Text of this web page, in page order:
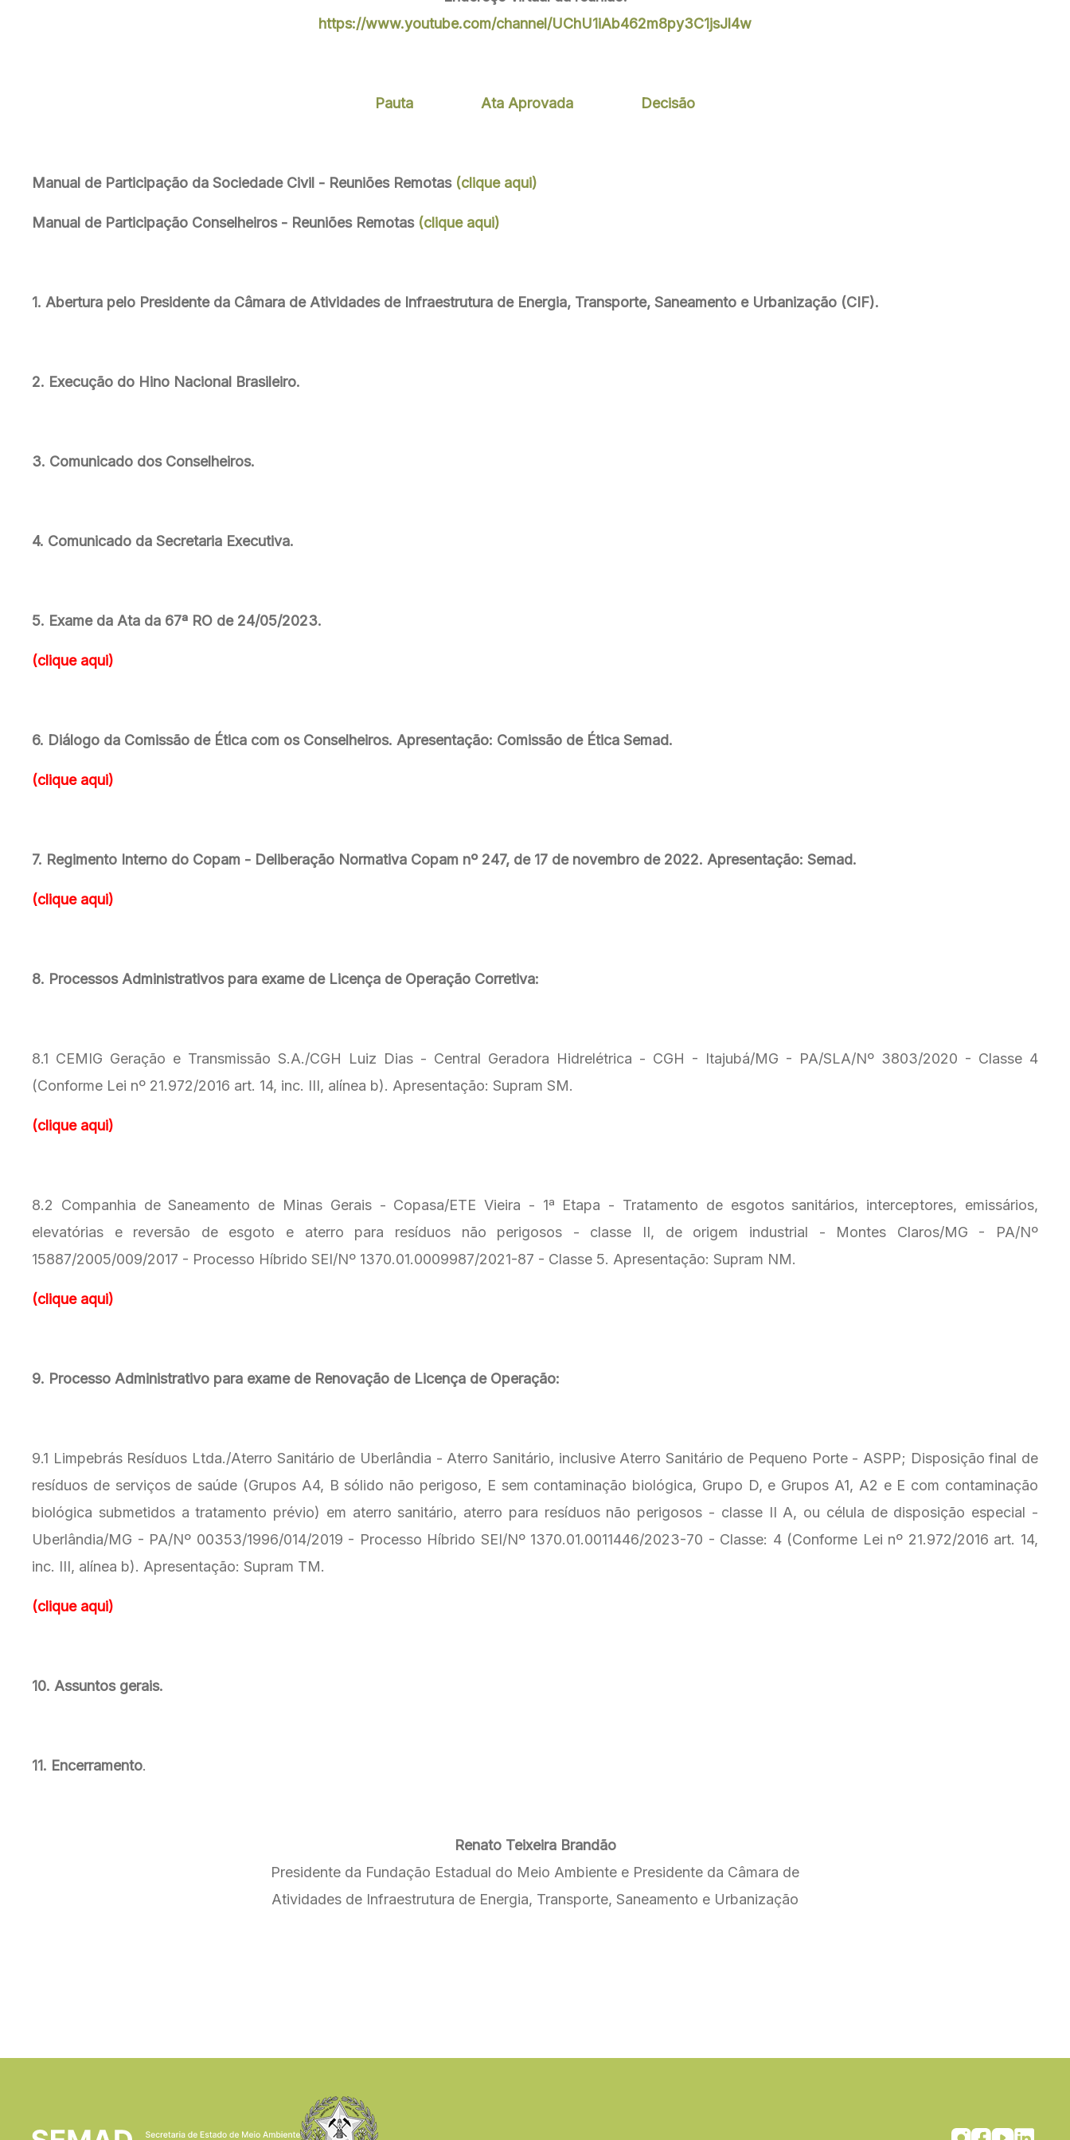
https://www.youtube.com/channel/UChU1iAb462m8py3C1jsJl4w
Pauta Ata Aprovada Decisão
Manual de Participação da Sociedade Civil - Reuniões Remotas (clique aqui)
Manual de Participação Conselheiros - Reuniões Remotas (clique aqui)
1. Abertura pelo Presidente da Câmara de Atividades de Infraestrutura de Energia, Transporte, Saneamento e Urbanização (CIF).
2. Execução do Hino Nacional Brasileiro.
3. Comunicado dos Conselheiros.
4. Comunicado da Secretaria Executiva.
5. Exame da Ata da 67ª RO de 24/05/2023.
(clique aqui)
6. Diálogo da Comissão de Ética com os Conselheiros. Apresentação: Comissão de Ética Semad.
(clique aqui)
7. Regimento Interno do Copam - Deliberação Normativa Copam nº 247, de 17 de novembro de 2022. Apresentação: Semad.
(clique aqui)
8. Processos Administrativos para exame de Licença de Operação Corretiva:
8.1 CEMIG Geração e Transmissão S.A./CGH Luiz Dias - Central Geradora Hidrelétrica - CGH - Itajubá/MG - PA/SLA/Nº 3803/2020 - Classe 4
(Conforme Lei nº 21.972/2016 art. 14, inc. III, alínea b). Apresentação: Supram SM.
(clique aqui)
8.2 Companhia de Saneamento de Minas Gerais - Copasa/ETE Vieira - 1ª Etapa - Tratamento de esgotos sanitários, interceptores, emissários,
elevatórias e reversão de esgoto e aterro para resíduos não perigosos - classe II, de origem industrial - Montes Claros/MG - PA/Nº
15887/2005/009/2017 - Processo Híbrido SEI/Nº 1370.01.0009987/2021-87 - Classe 5. Apresentação: Supram NM.
(clique aqui)
9. Processo Administrativo para exame de Renovação de Licença de Operação:
9.1 Limpebrás Resíduos Ltda./Aterro Sanitário de Uberlândia - Aterro Sanitário, inclusive Aterro Sanitário de Pequeno Porte - ASPP; Disposição final de
resíduos de serviços de saúde (Grupos A4, B sólido não perigoso, E sem contaminação biológica, Grupo D, e Grupos A1, A2 e E com contaminação
biológica submetidos a tratamento prévio) em aterro sanitário, aterro para resíduos não perigosos - classe II A, ou célula de disposição especial -
Uberlândia/MG - PA/Nº 00353/1996/014/2019 - Processo Híbrido SEI/Nº 1370.01.0011446/2023-70 - Classe: 4 (Conforme Lei nº 21.972/2016 art. 14,
inc. III, alínea b). Apresentação: Supram TM.
(clique aqui)
10. Assuntos gerais.
11. Encerramento.
Renato Teixeira Brandão
Presidente da Fundação Estadual do Meio Ambiente e Presidente da Câmara de
Atividades de Infraestrutura de Energia, Transporte, Saneamento e Urbanização